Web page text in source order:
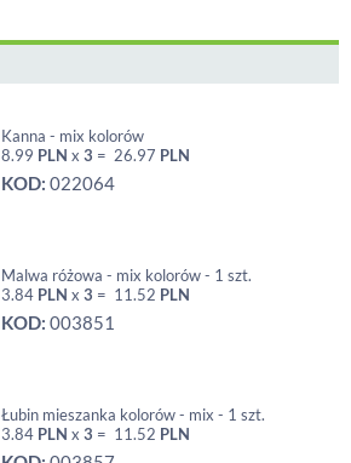
Kanna - mix kolorów
8.99 PLN x 3 = 26.97 PLN
KOD: 022064
Malwa różowa - mix kolorów - 1 szt.
3.84 PLN x 3 = 11.52 PLN
KOD: 003851
Łubin mieszanka kolorów - mix - 1 szt.
3.84 PLN x 3 = 11.52 PLN